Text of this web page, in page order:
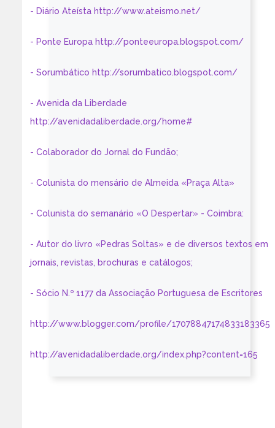
- Diário Ateísta http://www.ateismo.net/
- Ponte Europa http://ponteeuropa.blogspot.com/
- Sorumbático http://sorumbatico.blogspot.com/
- Avenida da Liberdade
http://avenidadaliberdade.org/home#
- Colaborador do Jornal do Fundão;
- Colunista do mensário de Almeida «Praça Alta»
- Colunista do semanário «O Despertar» - Coimbra:
- Autor do livro «Pedras Soltas» e de diversos textos em
jornais, revistas, brochuras e catálogos;
- Sócio N.º 1177 da Associação Portuguesa de Escritores
http://www.blogger.com/profile/17078847174833183365
http://avenidadaliberdade.org/index.php?content=165